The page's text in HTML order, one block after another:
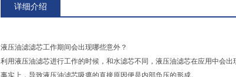
详细介绍
液压油滤滤芯工作期间会出现哪些意外？
利用液压油滤芯进行工作的时候，和水滤芯不同，液压油滤芯在应用中会
事实上，导致液压油滤芯吸瘪的直接原因便是内部负压的形成。